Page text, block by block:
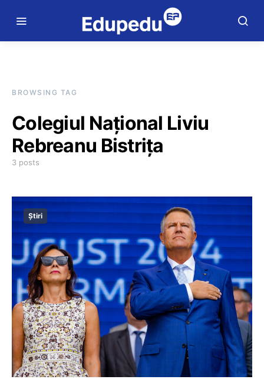
BROWSING TAG
Colegiul Național Liviu
Rebreanu Bistrița
3 posts
Știri